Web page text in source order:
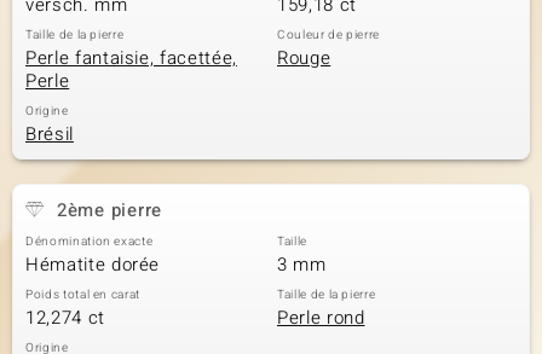
Taille de la pierre
Perle fantaisie, facettée,
Perle
Couleur de pierre
Rouge
Origine
Brésil
2ème pierre
Dénomination exacte
Hématite dorée
Taille
3 mm
Poids total en carat
12,274 ct
Taille de la pierre
Perle rond
Origine